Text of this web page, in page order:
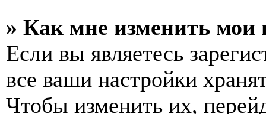
» Как мне изменить мои
Если вы являетесь
все ваши настройки
Чтобы изменить их,